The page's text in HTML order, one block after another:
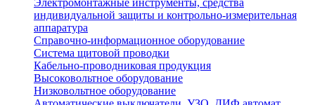
Электромонтажные инструменты, средства
индивидуальной защиты и контрольно-измерительная
аппаратура
Справочно-информационное оборудование
Система щитовой проводки
Кабельно-проводниковая продукция
Высоковольтное оборудование
Низковольтное оборудование